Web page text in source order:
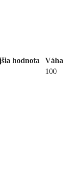
hodnota
Váha
100